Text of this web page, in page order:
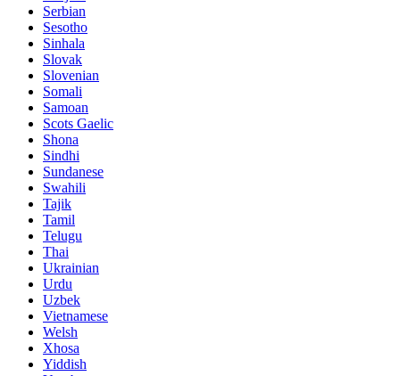
Serbian
Sesotho
Sinhala
Slovak
Slovenian
Somali
Samoan
Scots Gaelic
Shona
Sindhi
Sundanese
Swahili
Tajik
Tamil
Telugu
Thai
Ukrainian
Urdu
Uzbek
Vietnamese
Welsh
Xhosa
Yiddish